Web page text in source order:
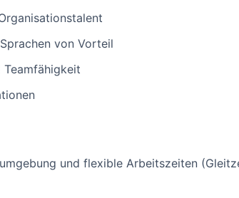
von Vorteil
Teamfähigkeit
und flexible Arbeitszeiten